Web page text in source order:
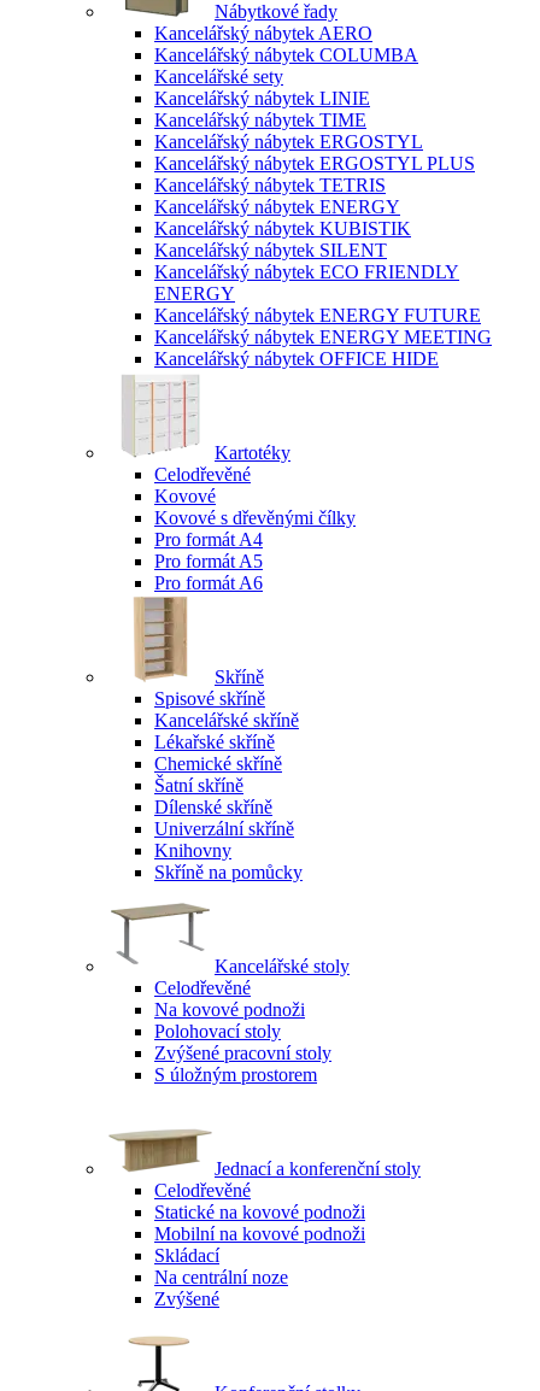
Nábytkové řady
Kancelářský nábytek AERO
Kancelářský nábytek COLUMBA
Kancelářské sety
Kancelářský nábytek LINIE
Kancelářský nábytek TIME
Kancelářský nábytek ERGOSTYL
Kancelářský nábytek ERGOSTYL PLUS
Kancelářský nábytek TETRIS
Kancelářský nábytek ENERGY
Kancelářský nábytek KUBISTIK
Kancelářský nábytek SILENT
Kancelářský nábytek ECO FRIENDLY
ENERGY
Kancelářský nábytek ENERGY FUTURE
Kancelářský nábytek ENERGY MEETING
Kancelářský nábytek OFFICE HIDE
Kartotéky
Celodřevěné
Kovové
Kovové s dřevěnými čílky
Pro formát A4
Pro formát A5
Pro formát A6
Skříně
Spisové skříně
Kancelářské skříně
Lékařské skříně
Chemické skříně
Šatní skříně
Dílenské skříně
Univerzální skříně
Knihovny
Skříně na pomůcky
Kancelářské stoly
Celodřevěné
Na kovové podnoži
Polohovací stoly
Zvýšené pracovní stoly
S úložným prostorem
Jednací a konferenční stoly
Celodřevěné
Statické na kovové podnoži
Mobilní na kovové podnoži
Skládací
Na centrální noze
Zvýšené